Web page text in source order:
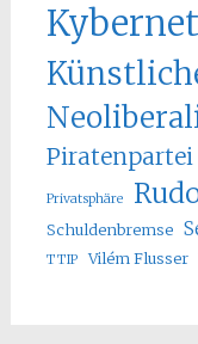
Piratenpartei
Privatsphäre
Schuldenbremse
TTIP
Vilém Flusser